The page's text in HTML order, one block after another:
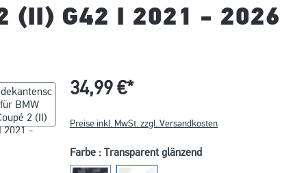
(II) G42 I 2021 - 2026
34,99 €*
Preise inkl. MwSt. zzgl. Versandkosten
Farbe : Transparent glänzend